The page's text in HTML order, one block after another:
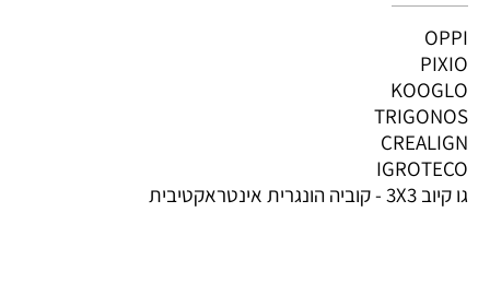
OPPI
PIXIO
KOOGLO
TRIGONOS
CREALIGN
IGROTECO
גו קיוב 3X3 - קוביה הונגרית אינטראקטיבית